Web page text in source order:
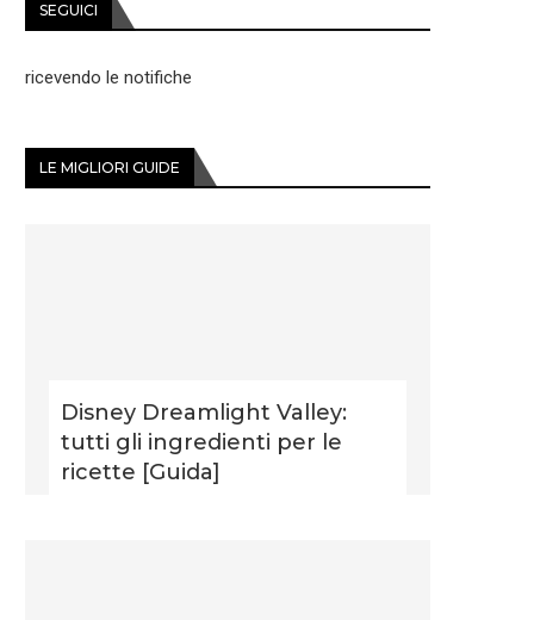
SEGUICI
ricevendo le notifiche
LE MIGLIORI GUIDE
Disney Dreamlight Valley:
tutti gli ingredienti per le
ricette [Guida]